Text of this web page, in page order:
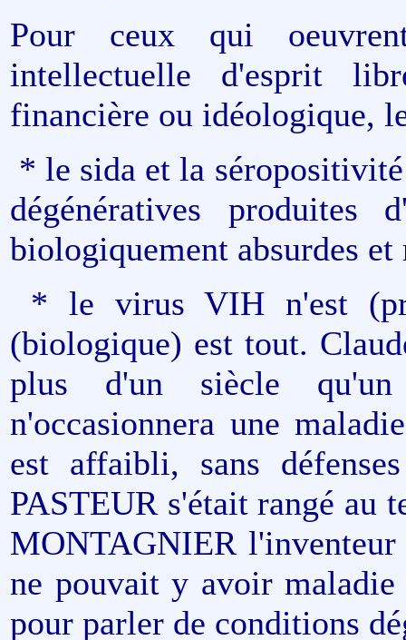
Pour ceux qui
intellectuelle d'esprit
financière ou idéologique,
* le sida et la
dégénératives
biologiquement absurdes
* le virus VIH n'est
(biologique) est tout.
plus d'un siècle qu'un
n'occasionnera une
est affaibli, sans
PASTEUR s'était rangé au
MONTAGNIER
ne pouvait y avoir maladie
pour parler de conditions